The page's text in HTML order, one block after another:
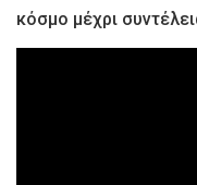
κόσμο μέχρι